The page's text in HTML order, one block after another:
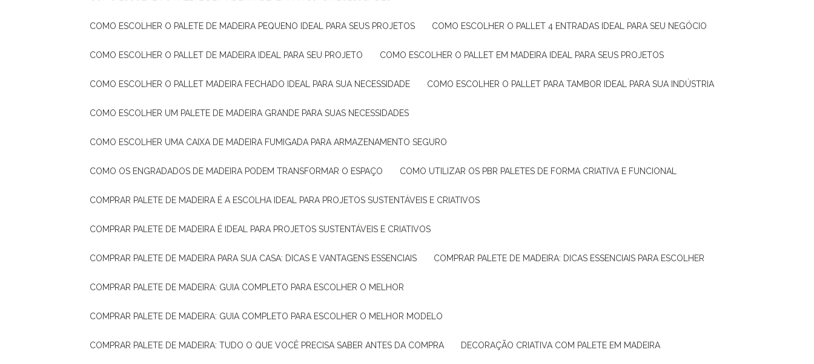
COMO ESCOLHER O PALETE DE MADEIRA PEQUENO IDEAL PARA SEUS PROJETOS COMO ESCOLHER O PALLET 4 ENTRADAS IDEAL PARA SEU NEGÓCIO
COMO ESCOLHER O PALLET DE MADEIRA IDEAL PARA SEU PROJETO COMO ESCOLHER O PALLET EM MADEIRA IDEAL PARA SEUS PROJETOS
COMO ESCOLHER O PALLET MADEIRA FECHADO IDEAL PARA SUA NECESSIDADE COMO ESCOLHER O PALLET PARA TAMBOR IDEAL PARA SUA INDÚSTRIA
COMO ESCOLHER UM PALETE DE MADEIRA GRANDE PARA SUAS NECESSIDADES
COMO ESCOLHER UMA CAIXA DE MADEIRA FUMIGADA PARA ARMAZENAMENTO SEGURO
COMO OS ENGRADADOS DE MADEIRA PODEM TRANSFORMAR O ESPAÇO COMO UTILIZAR OS PBR PALETES DE FORMA CRIATIVA E FUNCIONAL
COMPRAR PALETE DE MADEIRA É A ESCOLHA IDEAL PARA PROJETOS SUSTENTÁVEIS E CRIATIVOS
COMPRAR PALETE DE MADEIRA É IDEAL PARA PROJETOS SUSTENTÁVEIS E CRIATIVOS
COMPRAR PALETE DE MADEIRA PARA SUA CASA: DICAS E VANTAGENS ESSENCIAIS COMPRAR PALETE DE MADEIRA: DICAS ESSENCIAIS PARA ESCOLHER
COMPRAR PALETE DE MADEIRA: GUIA COMPLETO PARA ESCOLHER O MELHOR
COMPRAR PALETE DE MADEIRA: GUIA COMPLETO PARA ESCOLHER O MELHOR MODELO
COMPRAR PALETE DE MADEIRA: TUDO O QUE VOCÊ PRECISA SABER ANTES DA COMPRA DECORAÇÃO CRIATIVA COM PALETE EM MADEIRA